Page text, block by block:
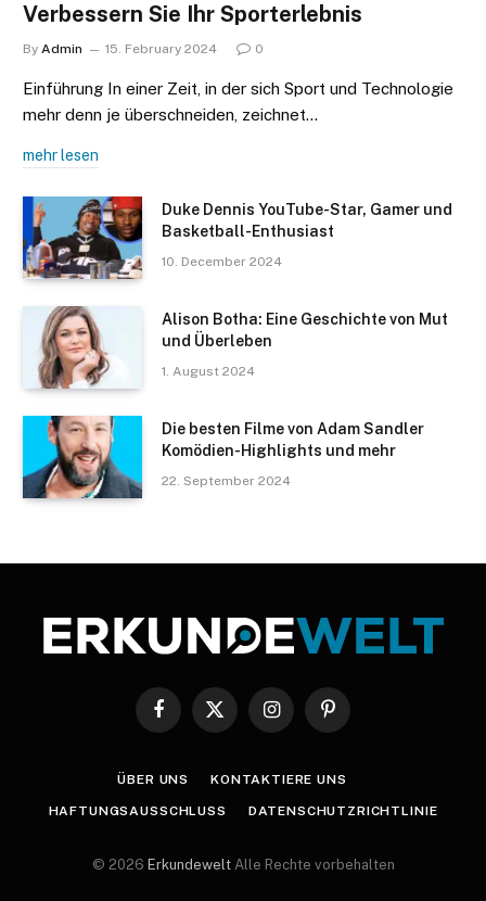
Verbessern Sie Ihr Sporterlebnis
By Admin 15. February 2024 0
Einführung In einer Zeit, in der sich Sport und Technologie
mehr denn je überschneiden, zeichnet…
mehr lesen
Duke Dennis YouTube-Star, Gamer und
Basketball-Enthusiast
10. December 2024
Alison Botha: Eine Geschichte von Mut
und Überleben
1. August 2024
Die besten Filme von Adam Sandler
Komödien-Highlights und mehr
22. September 2024
Facebook
X
InstagramPinterest
ÜBER UNS KONTAKTIERE UNS
HAFTUNGSAUSSCHLUSS DATENSCHUTZRICHTLINIE
© 2026 Erkundewelt Alle Rechte vorbehalten